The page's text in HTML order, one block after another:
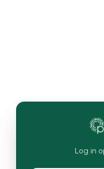
Log in